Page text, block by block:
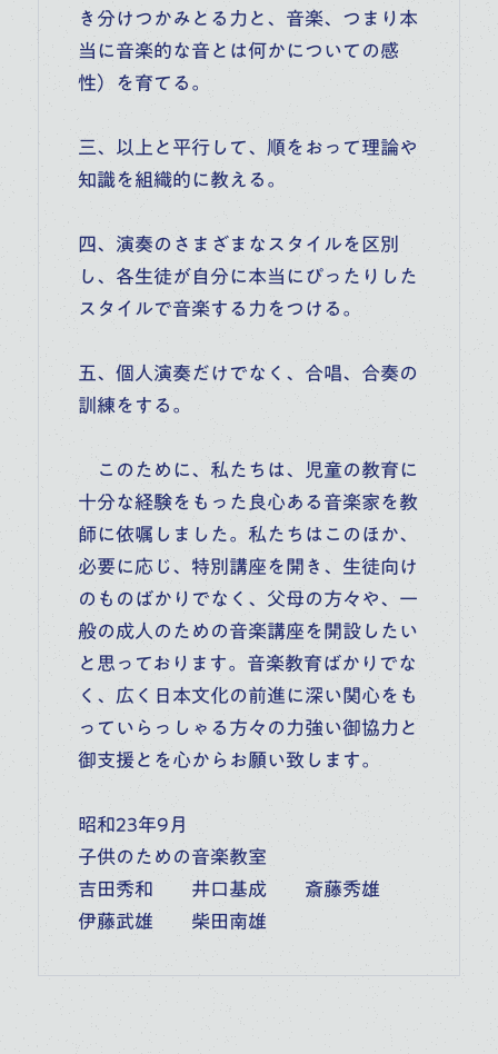
き分けつかみとる力と、音楽、つまり本
当に音楽的な音とは何かについての感
性）を育てる。
三、以上と平行して、順をおって理論や
知識を組織的に教える。
四、演奏のさまざまなスタイルを区別
し、各生徒が自分に本当にぴったりした
スタイルで音楽する力をつける。
五、個人演奏だけでなく、合唱、合奏の
訓練をする。
このために、私たちは、児童の教育に
十分な経験をもった良心ある音楽家を教
師に依嘱しました。私たちはこのほか、
必要に応じ、特別講座を開き、生徒向け
のものばかりでなく、父母の方々や、一
般の成人のための音楽講座を開設したい
と思っております。音楽教育ばかりでな
く、広く日本文化の前進に深い関心をも
っていらっしゃる方々の力強い御協力と
御支援とを心からお願い致します。
昭和23年9月
子供のための音楽教室
吉田秀和 井口基成 斎藤秀雄
伊藤武雄 柴田南雄